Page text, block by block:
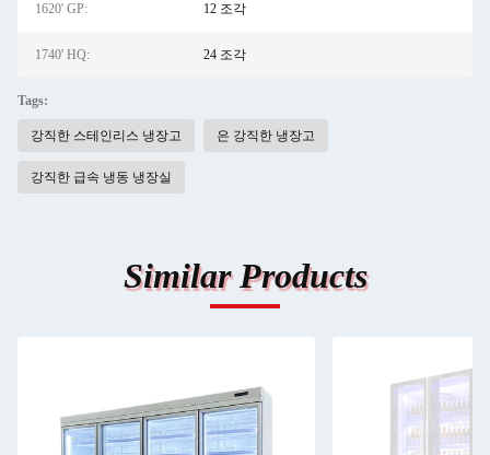
1620' GP: 12 조각
1740' HQ: 24 조각
Tags:
강직한 스테인리스 냉장고 은 강직한 냉장고
강직한 급속 냉동 냉장실
Similar Products